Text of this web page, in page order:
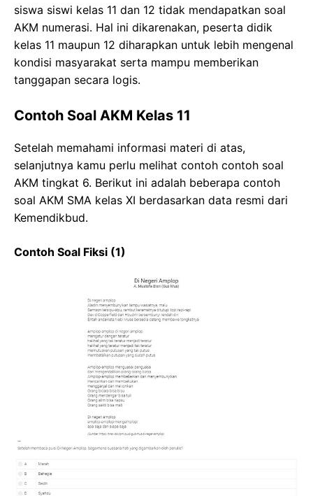
siswa siswi kelas 11 dan 12 tidak mendapatkan soal
AKM numerasi. Hal ini dikarenakan, peserta didik
kelas 11 maupun 12 diharapkan untuk lebih mengenal
kondisi masyarakat serta mampu memberikan
tanggapan secara logis.
Contoh Soal AKM Kelas 11
Setelah memahami informasi materi di atas,
selanjutnya kamu perlu melihat contoh contoh soal
AKM tingkat 6. Berikut ini adalah beberapa contoh
soal AKM SMA kelas XI berdasarkan data resmi dari
Kemendikbud.
Contoh Soal Fiksi (1)